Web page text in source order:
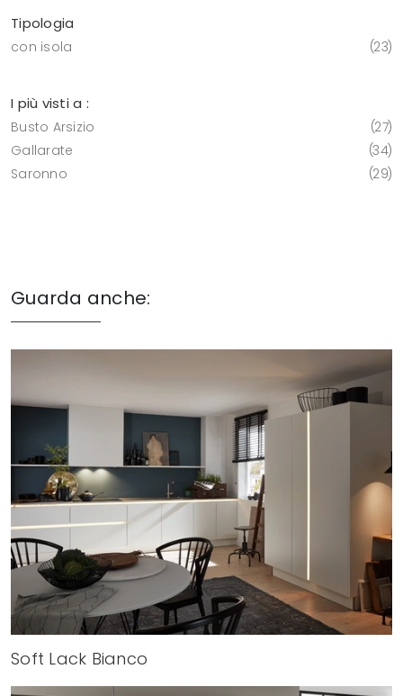
Tipologia
con isola 23
I più visti a :
Busto Arsizio
27
Gallarate
34
Saronno
29
Guarda anche:
Soft Lack Bianco